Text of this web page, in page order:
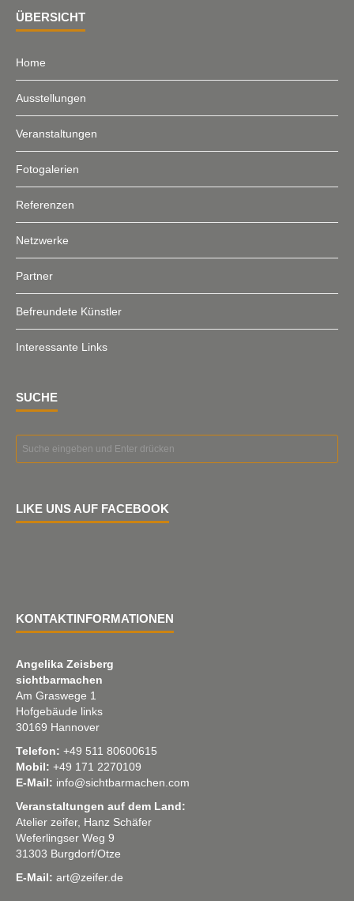
ÜBERSICHT
Home
Ausstellungen
Veranstaltungen
Fotogalerien
Referenzen
Netzwerke
Partner
Befreundete Künstler
Interessante Links
SUCHE
LIKE UNS AUF FACEBOOK
KONTAKTINFORMATIONEN
Angelika Zeisberg
sichtbarmachen
Am Graswege 1
Hofgebäude links
30169 Hannover
Telefon: +49 511 80600615
Mobil: +49 171 2270109
E-Mail: info@sichtbarmachen.com
Veranstaltungen auf dem Land:
Atelier zeifer, Hanz Schäfer
Weferlingser Weg 9
31303 Burgdorf/Otze
E-Mail: art@zeifer.de